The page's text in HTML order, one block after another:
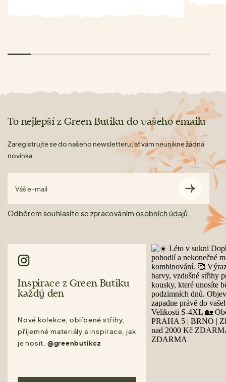
To nejlepší z Green Butiku do vašeho emailu
Zaregistrujte se do našeho newsletteru, ať vám neunikne žádná
novinka
Váš e-mail
Odběrem souhlasíte se zpracováním osobních údajů.
Inspirace z Green Butiku
každý den
Nové kolekce, oblíbené střihy,
příjemné materiály a inspirace, jak
je nosit. @greenbutikcz